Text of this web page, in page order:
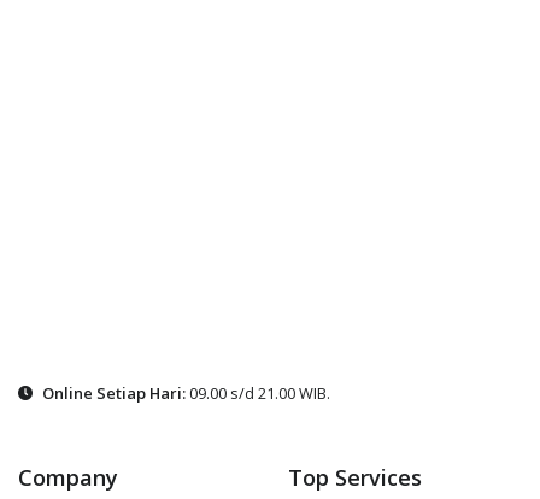
Online Setiap Hari:09.00 s/d 21.00 WIB.
Company Top Services